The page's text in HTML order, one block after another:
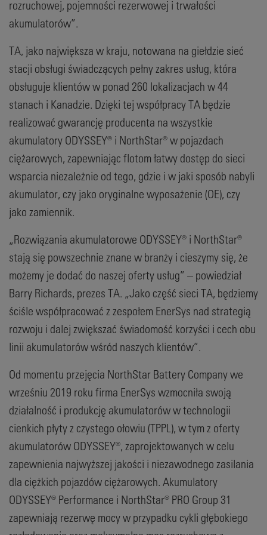
rozruchowej, pojemności rezerwowej i trwałości
akumulatorów”.
TA, jako największa w kraju, notowana na giełdzie sieć
stacji obsługi świadczących pełny zakres usług, która
obsługuje klientów w ponad 260 lokalizacjach w 44
stanach i Kanadzie. Dzięki tej współpracy TA będzie
realizować gwarancję producenta na wszystkie
akumulatory ODYSSEY® i NorthStar® w pojazdach
ciężarowych, zapewniając flotom łatwy dostęp do sieci
wsparcia niezależnie od tego, gdzie i w jaki sposób nabyli
akumulator, czy jako oryginalne wyposażenie (OE), czy
jako zamiennik.
„Rozwiązania akumulatorowe ODYSSEY® i NorthStar®
stają się powszechnie znane w branży i cieszymy się, że
możemy je dodać do naszej oferty usług” – powiedział
Barry Richards, prezes TA. „Jako część sieci TA, będziemy
ściśle współpracować z zespołem EnerSys nad strategią
rozwoju i dalej zwiększać świadomość korzyści i cech obu
linii akumulatorów wśród naszych klientów”.
Od momentu przejęcia NorthStar Battery Company we
wrześniu 2019 roku firma EnerSys wzmocniła swoją
działalność i produkcję akumulatorów w technologii
cienkich płyty z czystego ołowiu (TPPL), w tym z oferty
akumulatorów ODYSSEY®, zaprojektowanych w celu
zapewnienia najwyższej jakości i niezawodnego zasilania
dla ciężkich pojazdów ciężarowych. Akumulatory
ODYSSEY® Performance i NorthStar® PRO Group 31
zapewniają rezerwę mocy w przypadku cykli głębokiego